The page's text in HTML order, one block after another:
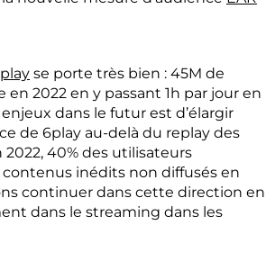
se porte très bien : 45M de
en 2022 en y passant 1h par jour en
dans le futur est d’élargir
de 6play au-delà du replay des
2022, 40% des utilisateurs
inédits non diffusés en
continuer dans cette direction en
dans le streaming dans les